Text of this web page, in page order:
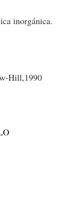
inorgánica.
Hill,1990